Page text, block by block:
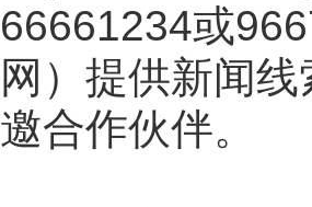
66661234或
网 ）提供新闻
邀合作伙伴。